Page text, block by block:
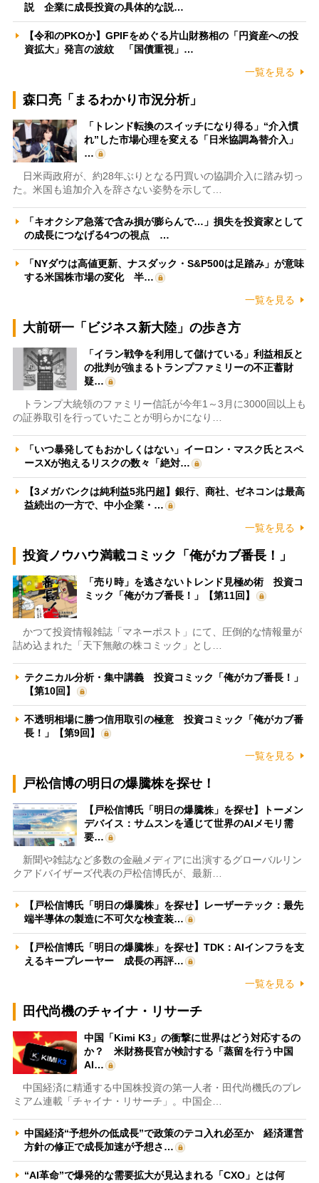
説 企業に成長投資の具体的な説…
【令和のPKOか】GPIFをめぐる片山財務相の「円資産への投
資拡大」発言の波紋 「国債重視」…
一覧を見る
森口亮「まるわかり市況分析」
「トレンド転換のスイッチになり得る」“介入慣
れ”した市場心理を変える「日米協調為替介入」
…
日米両政府が、約28年ぶりとなる円買いの協調介入に踏み切っ
た。米国も追加介入を辞さない姿勢を示して…
「キオクシア急落で含み損が膨らんで…」損失を投資家として
の成長につなげる4つの視点 …
「NYダウは高値更新、ナスダック・S&P500は足踏み」が意味
する米国株市場の変化 半…
一覧を見る
大前研一「ビジネス新大陸」の歩き方
「イラン戦争を利用して儲けている」利益相反と
の批判が強まるトランプファミリーの不正蓄財
疑…
トランプ大統領のファミリー信託が今年1～3月に3000回以上も
の証券取引を行っていたことが明らかになり…
「いつ暴発してもおかしくはない」イーロン・マスク氏とスペ
ースXが抱えるリスクの数々「絶対…
【3メガバンクは純利益5兆円超】銀行、商社、ゼネコンは最高
益続出の一方で、中小企業・…
一覧を見る
投資ノウハウ満載コミック「俺がカブ番長！」
「売り時」を逃さないトレンド見極め術 投資コ
ミック「俺がカブ番長！」【第11回】
かつて投資情報雑誌「マネーポスト」にて、圧倒的な情報量が
詰め込まれた「天下無敵の株コミック」とし…
テクニカル分析・集中講義 投資コミック「俺がカブ番長！」
【第10回】
不透明相場に勝つ信用取引の極意 投資コミック「俺がカブ番
長！」【第9回】
一覧を見る
戸松信博の明日の爆騰株を探せ！
【戸松信博氏「明日の爆騰株」を探せ】トーメン
デバイス：サムスンを通じて世界のAIメモリ需
要…
新聞や雑誌など多数の金融メディアに出演するグローバルリン
クアドバイザーズ代表の戸松信博氏が、最新…
【戸松信博氏「明日の爆騰株」を探せ】レーザーテック：最先
端半導体の製造に不可欠な検査装…
【戸松信博氏「明日の爆騰株」を探せ】TDK：AIインフラを支
えるキープレーヤー 成長の再評…
一覧を見る
田代尚機のチャイナ・リサーチ
中国「Kimi K3」の衝撃に世界はどう対応するの
か？ 米財務長官が検討する「蒸留を行う中国
AI…
中国経済に精通する中国株投資の第一人者・田代尚機氏のプレ
ミアム連載「チャイナ・リサーチ」。中国企…
中国経済“予想外の低成長”で政策のテコ入れ必至か 経済運営
方針の修正で成長加速が予想さ…
“AI革命”で爆発的な需要拡大が見込まれる「CXO」とは何